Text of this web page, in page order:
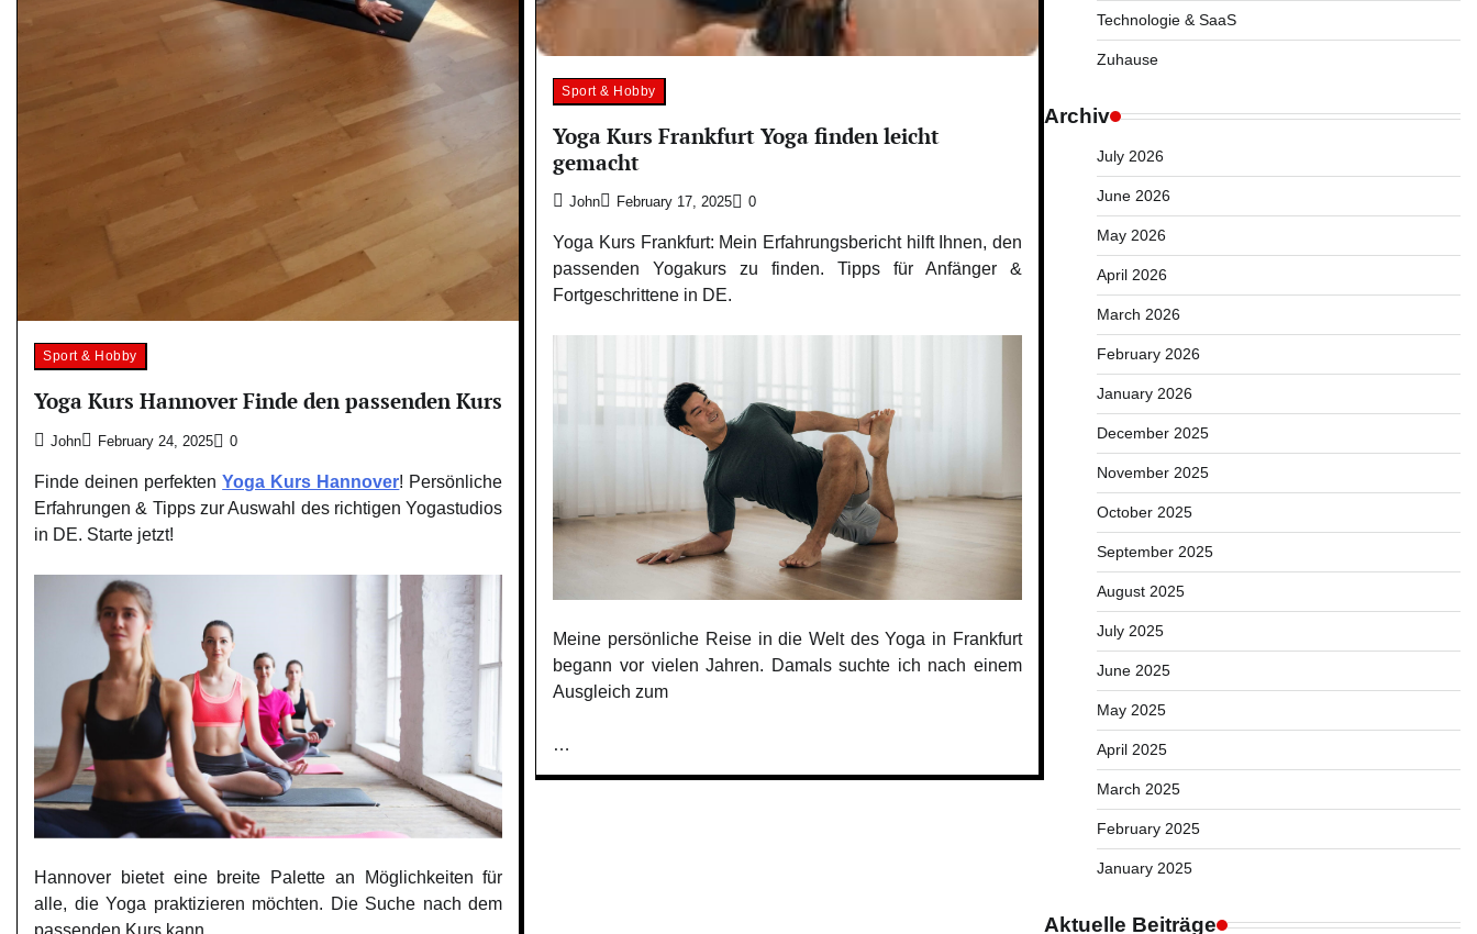
Sport & Hobby
Yoga Kurs Hannover Finde den passenden Kurs
John February 24, 2025 0
Finde deinen perfektenYoga Kurs Hannover! Persönliche
Erfahrungen & Tipps zur Auswahl des richtigen Yogastudios
in DE. Starte jetzt!
Hannover bietet eine breite Palette an Möglichkeiten für
alle, die Yoga praktizieren möchten. Die Suche nach dem
passenden Kurs kann
Sport & Hobby
Yoga Kurs Frankfurt Yoga finden leicht
gemacht
John February 17, 2025 0
Yoga Kurs Frankfurt: Mein Erfahrungsbericht hilft Ihnen, den
passenden Yogakurs zu finden. Tipps für Anfänger &
Fortgeschrittene in DE.
Meine persönliche Reise in die Welt des Yoga in Frankfurt
begann vor vielen Jahren. Damals suchte ich nach einem
Ausgleich zum
…
Technologie & SaaS
Zuhause
Archiv
July 2026
June 2026
May 2026
April 2026
March 2026
February 2026
January 2026
December 2025
November 2025
October 2025
September 2025
August 2025
July 2025
June 2025
May 2025
April 2025
March 2025
February 2025
January 2025
Aktuelle Beiträge